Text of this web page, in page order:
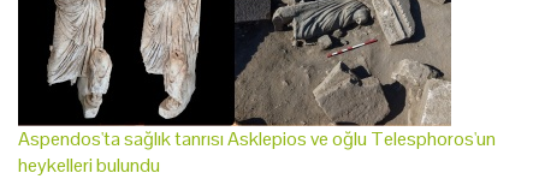
Aspendos'ta sağlık tanrısı Asklepios ve oğlu Telesphoros'un
heykelleri bulundu